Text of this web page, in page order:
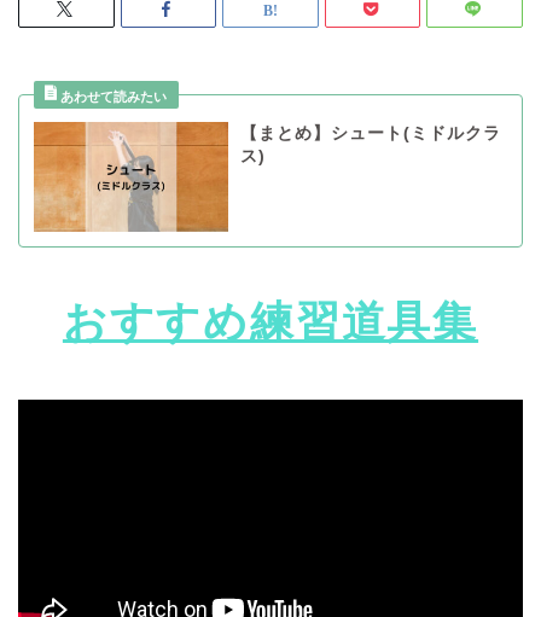
【まとめ】シュート(ミドルクラ
ス)
おすすめ練習道具集